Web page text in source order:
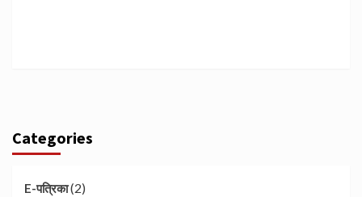
Categories
E-पत्रिका(2)